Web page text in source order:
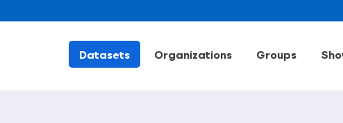
Datasets Organizations Groups